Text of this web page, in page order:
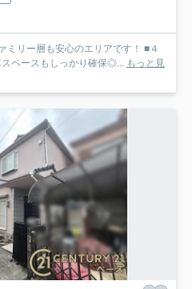
ミリー層も安心のエリアです！ ■４
スペースもしっかり確保◎... もっと見